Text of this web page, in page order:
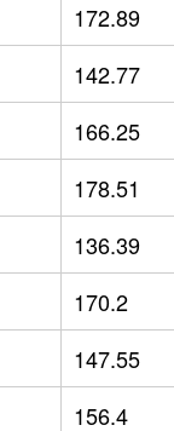
172.89
142.77
166.25
178.51
136.39
170.2
147.55
156.4